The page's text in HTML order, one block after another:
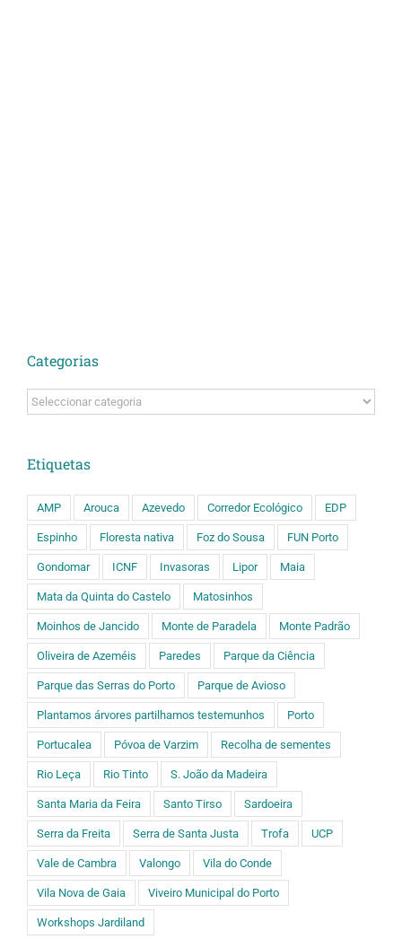
Categorias
Categorias
Etiquetas
AMP Arouca Azevedo Corredor Ecológico EDP
Espinho Floresta nativa Foz do Sousa FUN Porto
Gondomar ICNF Invasoras Lipor Maia
Mata da Quinta do Castelo Matosinhos
Moinhos de Jancido Monte de Paradela Monte Padrão
Oliveira de Azeméis Paredes Parque da Ciência
Parque das Serras do Porto Parque de Avioso
Plantamos árvores partilhamos testemunhos Porto
Portucalea Póvoa de Varzim Recolha de sementes
Rio Leça Rio Tinto S. João da Madeira
Santa Maria da Feira Santo Tirso Sardoeira
Serra da Freita Serra de Santa Justa Trofa UCP
Vale de Cambra Valongo Vila do Conde
Vila Nova de Gaia Viveiro Municipal do Porto
Workshops Jardiland